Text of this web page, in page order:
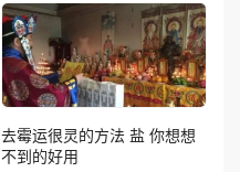
去霉运很灵的方法 盐 你想想
不到的好用